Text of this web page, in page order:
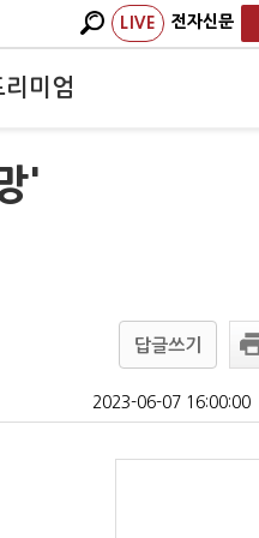
LIVE 전자신문
리미엄
'
답글쓰기
2023-06-07 16:00:00